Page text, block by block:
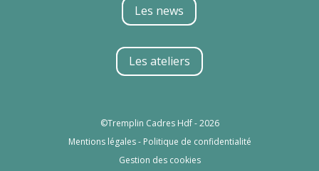
Les news
Les ateliers
©Tremplin Cadres Hdf - 2026
Mentions légales- Politique de confidentialité
Gestion des cookies